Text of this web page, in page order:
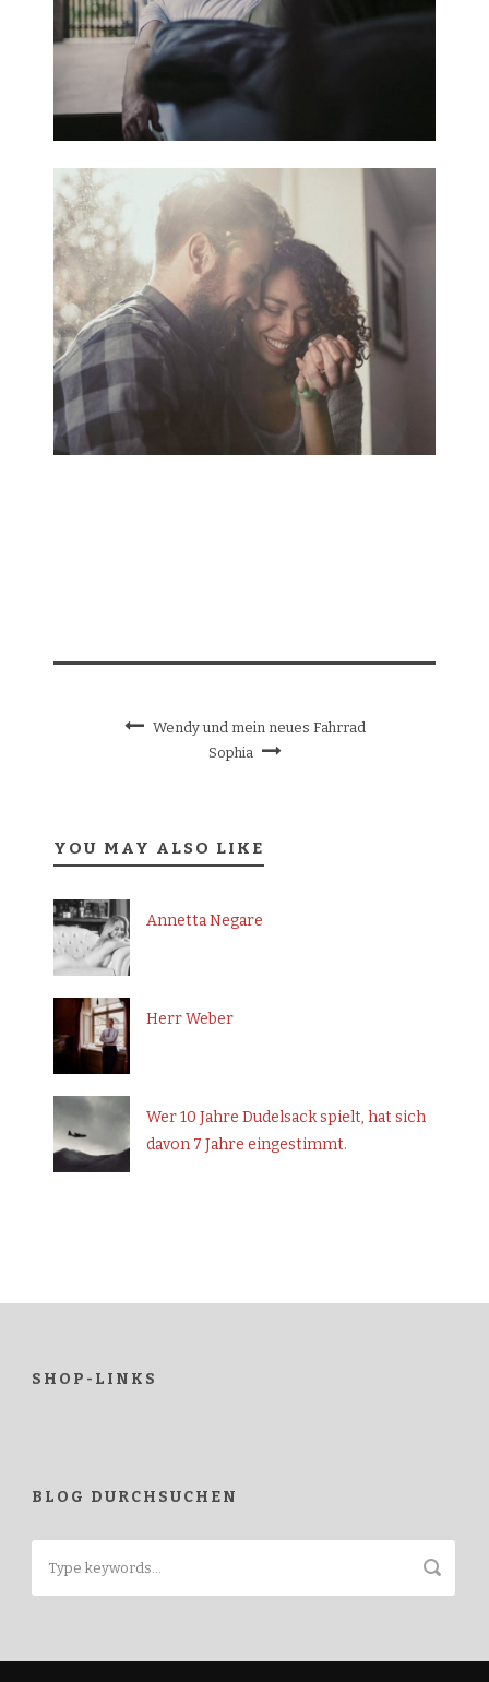
Wendy und mein neues Fahrrad
Sophia
YOU MAY ALSO LIKE
Annetta Negare
Herr Weber
Wer 10 Jahre Dudelsack spielt, hat sich
davon 7 Jahre eingestimmt.
SHOP-LINKS
BLOG DURCHSUCHEN